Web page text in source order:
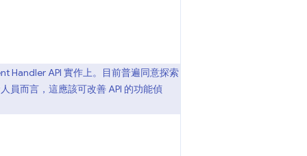
Handler API 實作上。目前普遍同意探索
員而言，這應該可改善 API 的功能偵